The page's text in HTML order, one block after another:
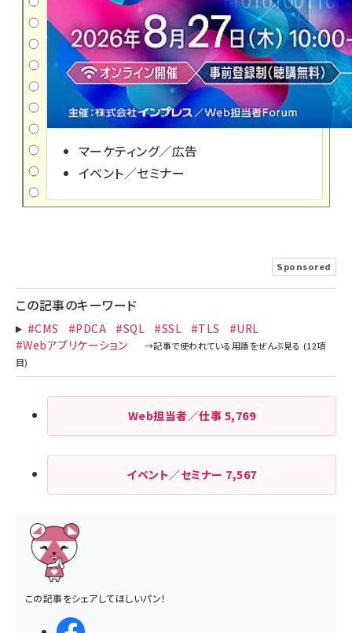
マーケティング／広告
イベント／セミナー
Sponsored
この記事のキーワード
#CMS #PDCA #SQL #SSL #TLS
#URL
#Webアプリケーション
Web担当者／仕事 5,769
イベント／セミナー 7,567
この記事をシェアしてほしいパン！